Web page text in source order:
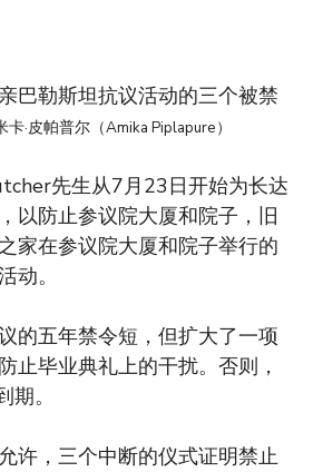
巴勒斯坦抗议活动的三个被禁
卡·皮帕普尔（Amika Piplapure）
先生从7月23日开始为长达
以防止参议院大厦和院子，旧
家在参议院大厦和院子举行的
动。
的五年禁令短，但扩大了一项
止毕业典礼上的干扰。否则，
。
许，三个中断的仪式证明禁止